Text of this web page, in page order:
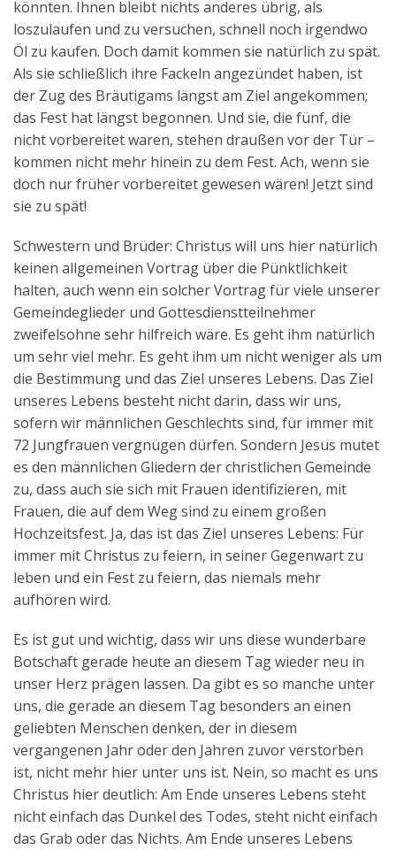
könnten. Ihnen bleibt nichts anderes übrig, als
loszulaufen und zu versuchen, schnell noch irgendwo
Öl zu kaufen. Doch damit kommen sie natürlich zu spät.
Als sie schließlich ihre Fackeln angezündet haben, ist
der Zug des Bräutigams längst am Ziel angekommen;
das Fest hat längst begonnen. Und sie, die fünf, die
nicht vorbereitet waren, stehen draußen vor der Tür –
kommen nicht mehr hinein zu dem Fest. Ach, wenn sie
doch nur früher vorbereitet gewesen wären! Jetzt sind
sie zu spät!
Schwestern und Brüder: Christus will uns hier natürlich
keinen allgemeinen Vortrag über die Pünktlichkeit
halten, auch wenn ein solcher Vortrag für viele unserer
Gemeindeglieder und Gottesdienstteilnehmer
zweifelsohne sehr hilfreich wäre. Es geht ihm natürlich
um sehr viel mehr. Es geht ihm um nicht weniger als um
die Bestimmung und das Ziel unseres Lebens. Das Ziel
unseres Lebens besteht nicht darin, dass wir uns,
sofern wir männlichen Geschlechts sind, für immer mit
72 Jungfrauen vergnügen dürfen. Sondern Jesus mutet
es den männlichen Gliedern der christlichen Gemeinde
zu, dass auch sie sich mit Frauen identifizieren, mit
Frauen, die auf dem Weg sind zu einem großen
Hochzeitsfest. Ja, das ist das Ziel unseres Lebens: Für
immer mit Christus zu feiern, in seiner Gegenwart zu
leben und ein Fest zu feiern, das niemals mehr
aufhören wird.
Es ist gut und wichtig, dass wir uns diese wunderbare
Botschaft gerade heute an diesem Tag wieder neu in
unser Herz prägen lassen. Da gibt es so manche unter
uns, die gerade an diesem Tag besonders an einen
geliebten Menschen denken, der in diesem
vergangenen Jahr oder den Jahren zuvor verstorben
ist, nicht mehr hier unter uns ist. Nein, so macht es uns
Christus hier deutlich: Am Ende unseres Lebens steht
nicht einfach das Dunkel des Todes, steht nicht einfach
das Grab oder das Nichts. Am Ende unseres Lebens